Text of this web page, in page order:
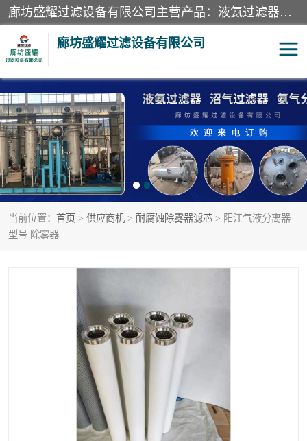
廊坊盛耀过滤设备有限公司主营产品：液氨过滤器、沼气过滤器、氨气分离器、二氧化碳过滤器、过滤器、液氨氨气过滤器、天然气过滤器、管道过滤器、*过滤器、液氨除油除水过滤器、氨气除油除水过滤器、焦炉煤气除焦油过滤器等。
廊坊盛耀过滤设备有限公司
当前位置： 首页 > 供应商机 > 耐腐蚀除雾器滤芯 > 阳江气液分离器
型号 除雾器
二氧化碳过滤器 过滤器
液氨氨气过滤器 沼气过滤器
天然气过滤器 管道过滤器
甲醇过滤器 液氨除油除水过滤器
硝酸尾气分离器
高炉煤气过滤器 替代进口过滤器
化工盐酸气聚结器